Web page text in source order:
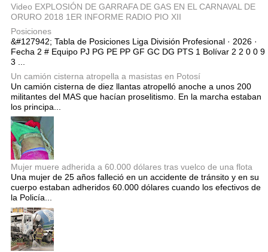
Video EXPLOSIÓN DE GARRAFA DE GAS EN EL CARNAVAL DE
ORURO 2018 1ER INFORME RADIO PIO XII
Posiciones
&#127942; Tabla de Posiciones Liga División Profesional · 2026 ·
Fecha 2 # Equipo PJ PG PE PP GF GC DG PTS 1 Bolívar 2 2 0 0 9
3 ...
Un camión cisterna atropella a masistas en Potosí
Un camión cisterna de diez llantas atropelló anoche a unos 200
militantes del MAS que hacían proselitismo. En la marcha estaban
los principa...
Mujer muere adherida a 60.000 dólares tras vuelco de una flota
Una mujer de 25 años falleció en un accidente de tránsito y en su
cuerpo estaban adheridos 60.000 dólares cuando los efectivos de
la Policía...